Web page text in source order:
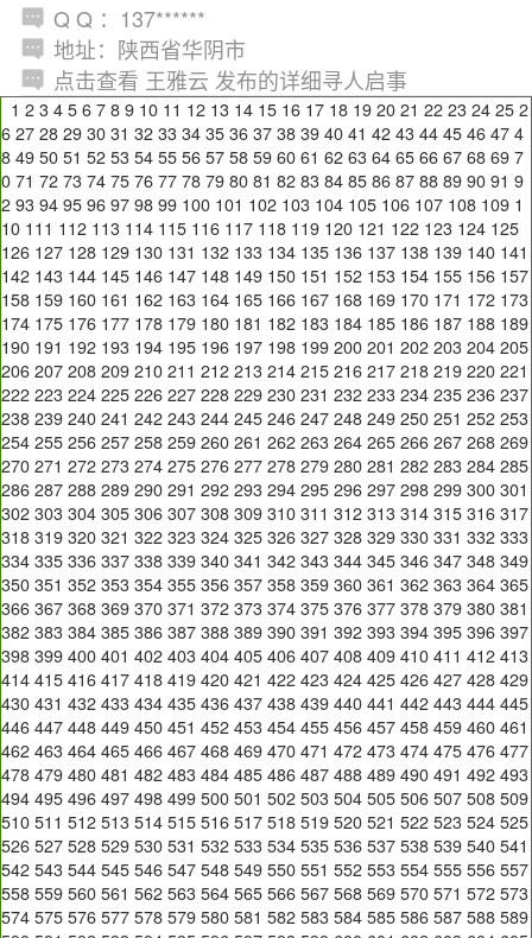
Q Q ：137******
地址：陕西省华阴市
点击查看 王雅云 发布的详细寻人启事
1 2 3 4 5 6 7 8 9 10 11 12 13 14 15 16 17 18 19 20 21 22 23 24 25 2
6 27 28 29 30 31 32 33 34 35 36 37 38 39 40 41 42 43 44 45 46 47 4
8 49 50 51 52 53 54 55 56 57 58 59 60 61 62 63 64 65 66 67 68 69 7
0 71 72 73 74 75 76 77 78 79 80 81 82 83 84 85 86 87 88 89 90 91 9
2 93 94 95 96 97 98 99 100 101 102 103 104 105 106 107 108 109 1
10 111 112 113 114 115 116 117 118 119 120 121 122 123 124 125
126 127 128 129 130 131 132 133 134 135 136 137 138 139 140 141
142 143 144 145 146 147 148 149 150 151 152 153 154 155 156 157
158 159 160 161 162 163 164 165 166 167 168 169 170 171 172 173
174 175 176 177 178 179 180 181 182 183 184 185 186 187 188 189
190 191 192 193 194 195 196 197 198 199 200 201 202 203 204 205
206 207 208 209 210 211 212 213 214 215 216 217 218 219 220 221
222 223 224 225 226 227 228 229 230 231 232 233 234 235 236 237
238 239 240 241 242 243 244 245 246 247 248 249 250 251 252 253
254 255 256 257 258 259 260 261 262 263 264 265 266 267 268 269
270 271 272 273 274 275 276 277 278 279 280 281 282 283 284 285
286 287 288 289 290 291 292 293 294 295 296 297 298 299 300 301
302 303 304 305 306 307 308 309 310 311 312 313 314 315 316 317
318 319 320 321 322 323 324 325 326 327 328 329 330 331 332 333
334 335 336 337 338 339 340 341 342 343 344 345 346 347 348 349
350 351 352 353 354 355 356 357 358 359 360 361 362 363 364 365
366 367 368 369 370 371 372 373 374 375 376 377 378 379 380 381
382 383 384 385 386 387 388 389 390 391 392 393 394 395 396 397
398 399 400 401 402 403 404 405 406 407 408 409 410 411 412 413
414 415 416 417 418 419 420 421 422 423 424 425 426 427 428 429
430 431 432 433 434 435 436 437 438 439 440 441 442 443 444 445
446 447 448 449 450 451 452 453 454 455 456 457 458 459 460 461
462 463 464 465 466 467 468 469 470 471 472 473 474 475 476 477
478 479 480 481 482 483 484 485 486 487 488 489 490 491 492 493
494 495 496 497 498 499 500 501 502 503 504 505 506 507 508 509
510 511 512 513 514 515 516 517 518 519 520 521 522 523 524 525
526 527 528 529 530 531 532 533 534 535 536 537 538 539 540 541
542 543 544 545 546 547 548 549 550 551 552 553 554 555 556 557
558 559 560 561 562 563 564 565 566 567 568 569 570 571 572 573
574 575 576 577 578 579 580 581 582 583 584 585 586 587 588 589